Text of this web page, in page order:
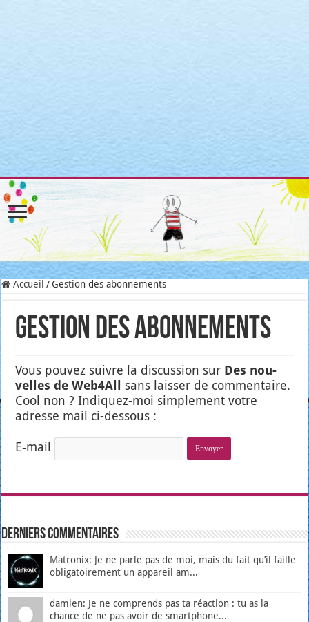
: Attempt to read property "post_type" on null in
/home/clients/3a3c8cae3088c621098b274e6da68c7c/sites/
includes/link-template.php
4190
Accueil / Gestion des abonnements
Gestion des abonnements
Vous pou­vez suivre la dis­cus­sion sur Des nou­
velles de Web4All
sans lais­ser de com­men­taire.
Cool non ? Indi­quez-moi sim­ple­ment votre
adresse mail ci-des­sous :
E‑mail
Derniers Commentaires
Matronix: Je ne parle pas de moi, mais du fait qu’il faille
obligatoirement un appareil am...
damien: Je ne comprends pas ta réaction : tu as la
chance de ne pas avoir de smartphone...